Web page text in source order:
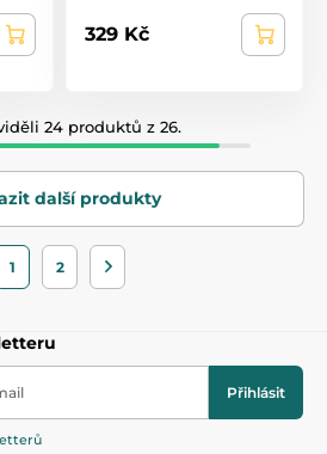
329 Kč
24 produktů z 26.
další produkty
1 2
Přihlásit